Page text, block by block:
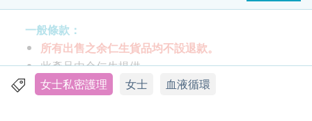
冰糖燕窩: 70克 (2.5安士) x 6樽
白鳳月舒飲: 10毫升 x 6包
功效
冰糖燕窩: 採用上等名岩燕窩，以傳統方法燉製而
成。燕窩能潤肺養顏，強身健體。余仁生向來追求
一般條款：
所有出售之余仁生貨品均不設退款。
此產品由余仁生提供。
如有任何爭議，余仁生及健康網購health.ESDlife
女士私密護理 女士 血液循環